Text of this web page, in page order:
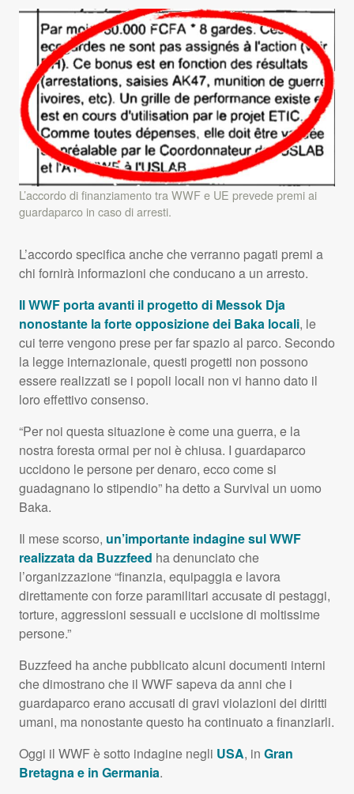
L’accordo di finanziamento tra WWF e UE prevede premi ai
guardaparco in caso di arresti.
L’accordo specifica anche che verranno pagati premi a
chi fornirà informazioni che conducano a un arresto.
IlWWF porta avanti il progetto di Messok Dja
nonostante la forte opposizione dei Baka locali, le
cui terre vengono prese per far spazio al parco. Secondo
la legge internazionale, questi progetti non possono
essere realizzati se i popoli locali non vi hanno dato il
loro effettivo consenso.
“Per noi questa situazione è come una guerra, e la
nostra foresta ormai per noi è chiusa. I guardaparco
uccidono le persone per denaro, ecco come si
guadagnano lo stipendio” ha detto a Survival un uomo
Baka.
Il mese scorso, un’importante indagine sulWWF
realizzata da Buzzfeed ha denunciato che
l’organizzazione “finanzia, equipaggia e lavora
direttamente con forze paramilitari accusate di pestaggi,
torture, aggressioni sessuali e uccisione di moltissime
persone.”
Buzzfeed ha anche pubblicato alcuni documenti interni
che dimostrano che il WWFsapeva da anni che i
guardaparco erano accusati di gravi violazioni dei diritti
umani, ma nonostante questo ha continuato a finanziarli.
Oggi il WWFè sotto indagine negli USA, in Gran
Bretagna e in Germania.